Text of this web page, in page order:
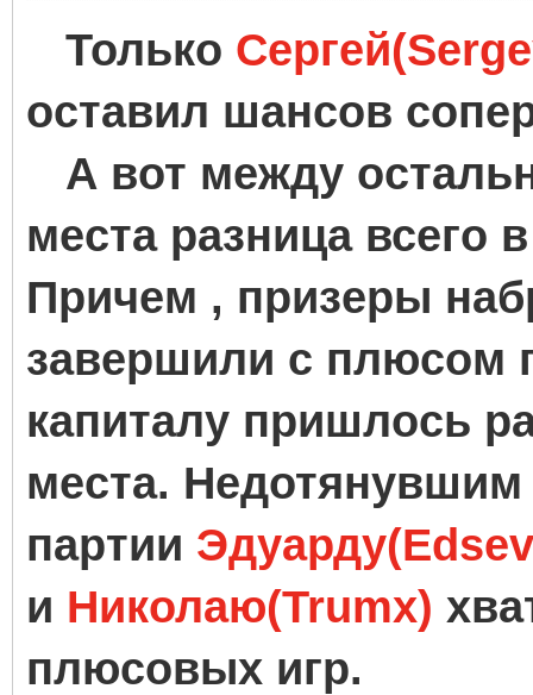
Только
оставил шансов
А вот между
места разница всего
Причем , призеры
завершили с плюсом
капиталу пришлось
места.
партии
и Николаю(Trumx)
плюсовых игр.